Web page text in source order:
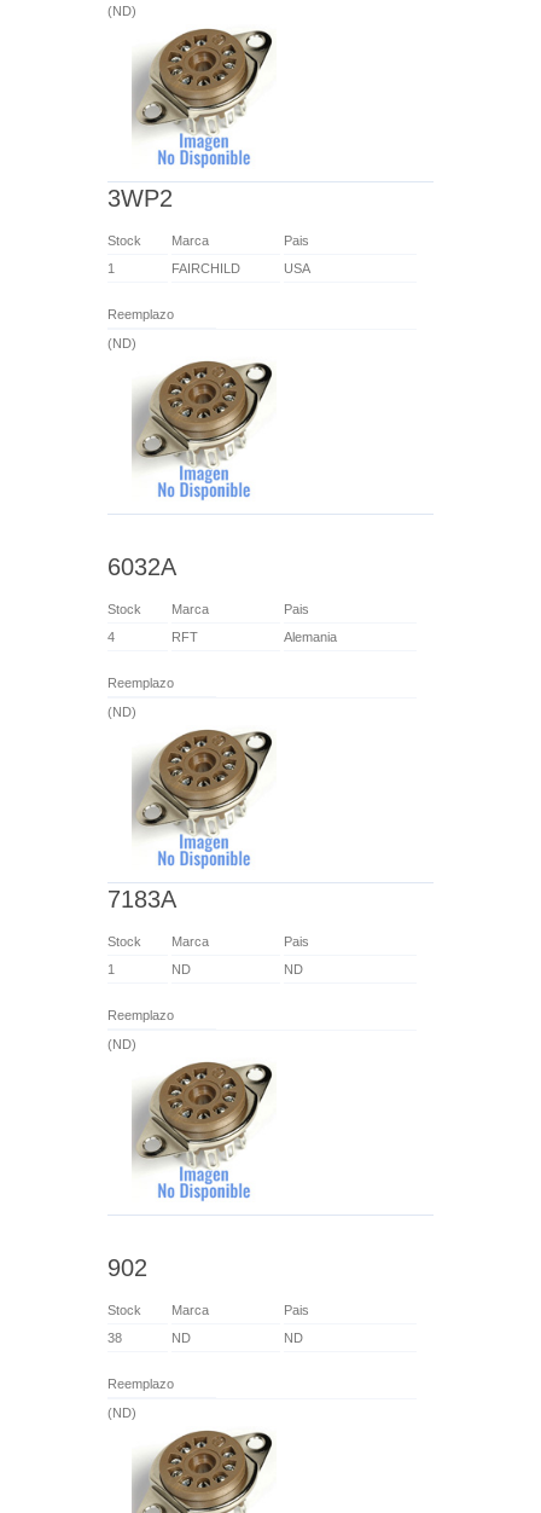
(ND)
3WP2
Stock Marca
Pais
1
FAIRCHILD USA
Reemplazo
(ND)
6032A
Stock Marca
Pais
4
RFT Alemania
Reemplazo
(ND)
7183A
Stock Marca
Pais
1
ND ND
Reemplazo
(ND)
902
Stock Marca
Pais
38
ND ND
Reemplazo
(ND)